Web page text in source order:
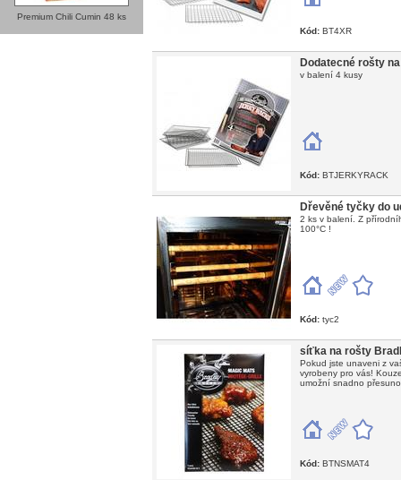
Premium Chili Cumin 48 ks
Kód: BT4XR
Dodatecné rošty
v balení 4 kusy
Kód: BTJERKYRACK
Dřevěné tyčky do
2 ks v balení. Z
100°C !
Kód: tyc2
síťka na rošty
Pokud jste unaveni z
vyrobeny pro vás!
umožní snadno
Kód: BTNSMAT4